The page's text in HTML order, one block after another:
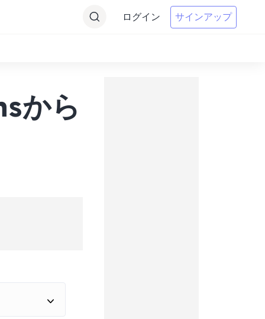
ログイン サインアップ
から